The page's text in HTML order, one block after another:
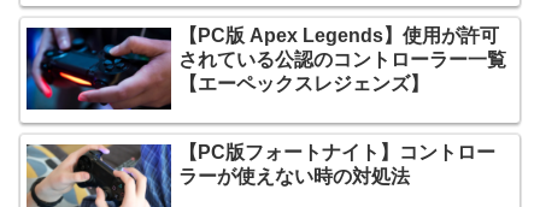
【PC版 Apex Legends】使用が許可
されている公認のコントローラー一覧
【エーペックスレジェンズ】
【PC版フォートナイト】コントロー
ラーが使えない時の対処法